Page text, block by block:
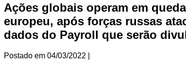
Ações globais operam em
europeu, após forças russas
dados do Payroll que serão
Postado em 04/03/2022